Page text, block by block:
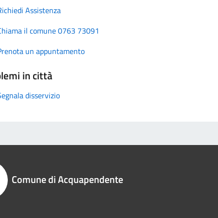
Assistenza
il comune 0763 73091
un appuntamento
in città
disservizio
Comune di Acquapendente